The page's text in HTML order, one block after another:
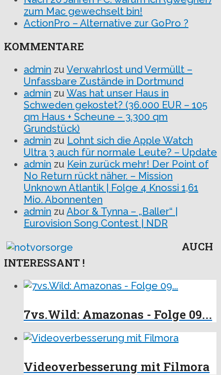
zum Mac gewechselt bin!
ActionPro – Alternative zur GoPro ?
KOMMENTARE
admin zu Verwahrlost und Vermüllt –
Unfassbare Zustände in Dortmund
admin zu Was hat unser Haus in
Schweden gekostet? (36.000 EUR – 105
qm Haus + Scheune – 3.300 qm
Grundstück)
admin zu Lohnt sich die Apple Watch
Ultra 3 auch für normale Leute? – Update
admin zu Kein zurück mehr! Der Point of
No Return rückt näher. – Mission
Unknown Atlantik | Folge 4 Knossi 1,61
Mio. Abonnenten
admin zu Abor & Tynna – „Baller“ |
Eurovision Song Contest | NDR
AUCH
INTERESSANT !
7vs.Wild: Amazonas - Folge 09...
Videoverbesserung mit Filmora